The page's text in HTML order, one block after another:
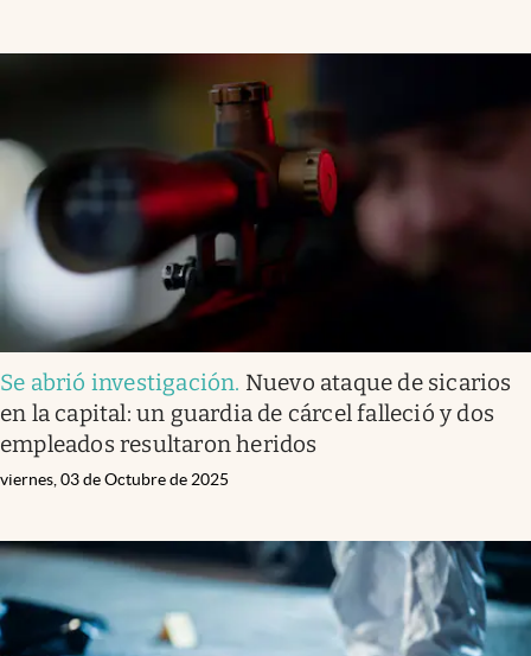
Se abrió investigación. Nuevo ataque de sicarios
en la capital: un guardia de cárcel falleció y dos
empleados resultaron heridos
viernes, 03 de Octubre de 2025